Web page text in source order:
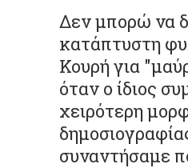
Δεν μπορώ να
κατάπτυστη
Κουρή για
όταν ο ίδιος
χειρότερη
συναντήσαμε